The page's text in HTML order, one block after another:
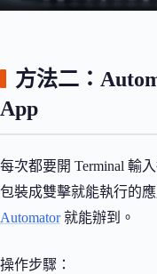
方法二：
App
每次都要開 Terminal 輸
包裝成雙擊就能執行的
Automator就能辦到。
操作步驟：